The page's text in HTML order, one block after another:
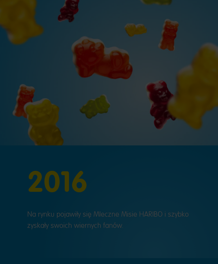
2016
Na rynku pojawiły się Mleczne Misie HARIBO i szybko
zyskały swoich wiernych fanów.